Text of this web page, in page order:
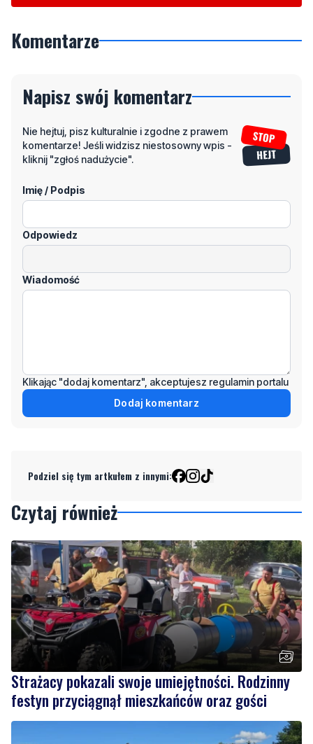
Komentarze
Napisz swój komentarz
Nie hejtuj, pisz kulturalnie i zgodne z prawem
komentarze! Jeśli widzisz niestosowny wpis -
kliknij "zgłoś nadużycie".
Imię / Podpis
Odpowiedz
Wiadomość
Klikając "dodaj komentarz", akceptujesz regulamin portalu
Dodaj komentarz
Podziel się tym artkułem z innymi:
Czytaj również
Strażacy pokazali swoje umiejętności. Rodzinny
festyn przyciągnął mieszkańców oraz gości